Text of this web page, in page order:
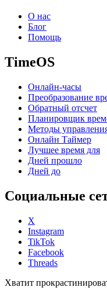
О нас
Блог
Помощь
TimeOS
Онлайн-часы
Преобразование
Обратный отсчет
Планировщик
Методы
Онлайн Таймер
Лучшее время для
Дней прошло
Дней до
Социальные
X
Instagram
TikTok
Facebook
Threads
Хватит